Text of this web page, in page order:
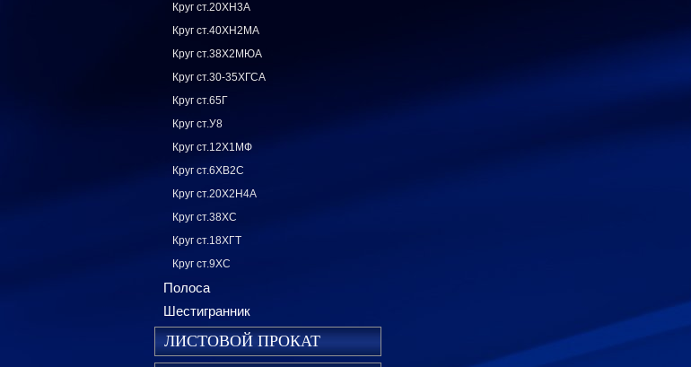
Круг ст.20ХН3А
Круг ст.40ХН2МА
Круг ст.38Х2МЮА
Круг ст.30-35ХГСА
Круг ст.65Г
Круг ст.У8
Круг ст.12Х1МФ
Круг ст.6ХВ2С
Круг ст.20Х2Н4А
Круг ст.38ХС
Круг ст.18ХГТ
Круг ст.9ХС
Полоса
Шестигранник
ЛИСТОВОЙ ПРОКАТ